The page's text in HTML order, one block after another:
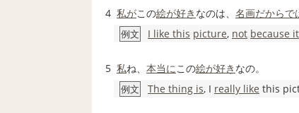
4 私がこの絵が好き なのは、 名画だからで
例文 I like this picture, not because
5 私ね、 本当に この絵が好き なの。
例文 The thing is, I really like this